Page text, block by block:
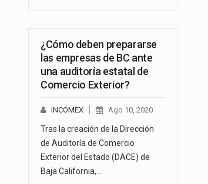
¿Cómo deben prepararse
las empresas de BC ante
una auditoría estatal de
Comercio Exterior?
INCOMEX Ago 10, 2020
Tras la creación de la Dirección
de Auditoría de Comercio
Exterior del Estado (DACE) de
Baja California,…